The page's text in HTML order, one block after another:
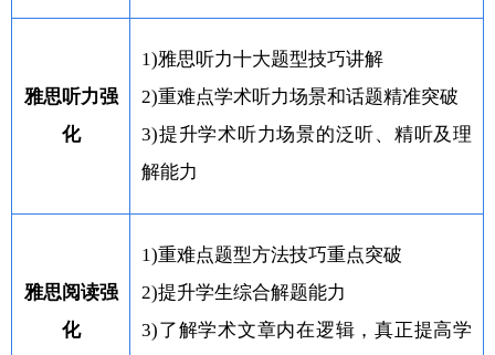
雅思听力强
化
1)雅思听力十大题型技巧讲解
2)重难点学术听力场景和话题精准突破
3)提升学术听力场景的泛听、精听及理
解能力
雅思阅读强
化
1)重难点题型方法技巧重点突破
2)提升学生综合解题能力
3)了解学术文章内在逻辑，真正提高学